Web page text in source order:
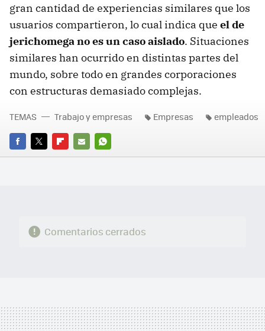
gran cantidad de experiencias similares que los
usuarios compartieron, lo cual indica que el de
jerichomega no es un caso aislado. Situaciones
similares han ocurrido en distintas partes del
mundo, sobre todo en grandes corporaciones
con estructuras demasiado complejas.
FACEBOOK
TWITTERFLIPBOARD
E-
WHATSAPP
TEMAS Trabajo y empresas Empresas empleados
Comentarios cerrados